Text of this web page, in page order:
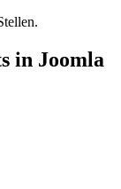
in Joomla